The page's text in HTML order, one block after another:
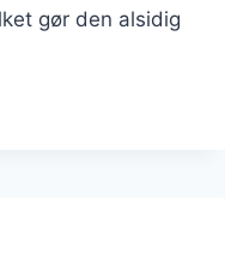
gør den alsidig